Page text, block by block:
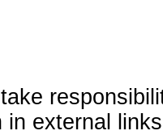
in external links